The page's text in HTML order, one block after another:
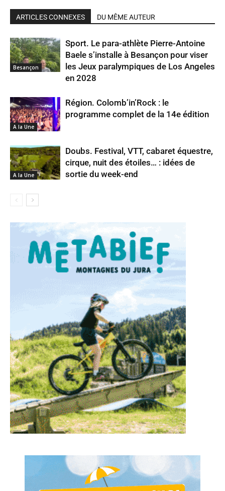
ARTICLES CONNEXES DU MÊME AUTEUR
Besançon
Sport. Le para-athlète Pierre-Antoine
Baele s’installe à Besançon pour viser
les Jeux paralympiques de Los Angeles
en 2028
A la Une
Région. Colomb’in’Rock : le
programme complet de la 14e édition
A la Une
Doubs. Festival, VTT, cabaret équestre,
cirque, nuit des étoiles… : idées de
sortie du week-end